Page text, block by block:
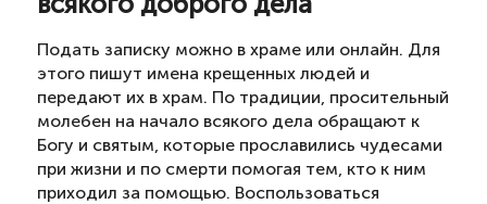
Подать записку можно в храме или онлайн. Для
этого пишут имена крещенных людей и
передают их в храм. По традиции, просительный
молебен на начало всякого дела обращают к
Богу и святым, которые прославились чудесами
при жизни и по смерти помогая тем, кто к ним
приходил за помощью. Воспользоваться